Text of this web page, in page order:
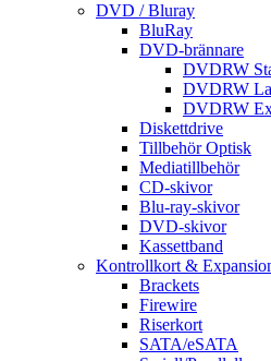
DVD / Bluray
BluRay
DVD-brännare
DVDRW
DVDRW
DVDRW
Diskettdrive
Tillbehör Optisk
Mediatillbehör
CD-skivor
Blu-ray-skivor
DVD-skivor
Kassettband
Kontrollkort &
Brackets
Firewire
Riserkort
SATA/eSATA